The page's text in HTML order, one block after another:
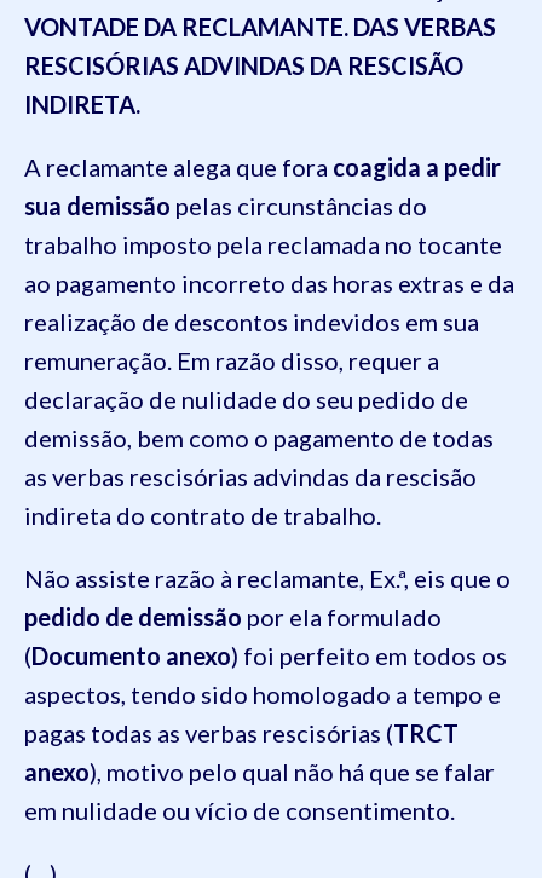
VONTADE DA RECLAMANTE. DAS VERBAS
RESCISÓRIAS ADVINDAS DA RESCISÃO
INDIRETA.
A reclamante alega que fora coagida a pedir
sua demissão pelas circunstâncias do
trabalho imposto pela reclamada no tocante
ao pagamento incorreto das horas extras e da
realização de descontos indevidos em sua
remuneração. Em razão disso, requer a
declaração de nulidade do seu pedido de
demissão, bem como o pagamento de todas
as verbas rescisórias advindas da rescisão
indireta do contrato de trabalho.
Não assiste razão à reclamante, Ex.ª, eis que o
pedido de demissão por ela formulado
(Documento anexo) foi perfeito em todos os
aspectos, tendo sido homologado a tempo e
pagas todas as verbas rescisórias (TRCT
anexo), motivo pelo qual não há que se falar
em nulidade ou vício de consentimento.